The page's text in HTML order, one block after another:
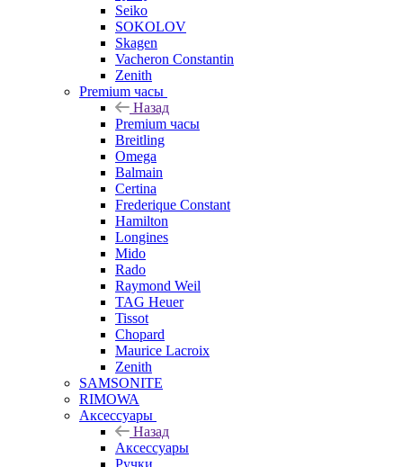
Seiko
SOKOLOV
Skagen
Vacheron Constantin
Zenith
Premium часы
Назад
Premium часы
Breitling
Omega
Balmain
Certina
Frederique Constant
Hamilton
Longines
Mido
Rado
Raymond Weil
TAG Heuer
Tissot
Chopard
Maurice Lacroix
Zenith
SAMSONITE
RIMOWA
Аксессуары
Назад
Аксессуары
Ручки